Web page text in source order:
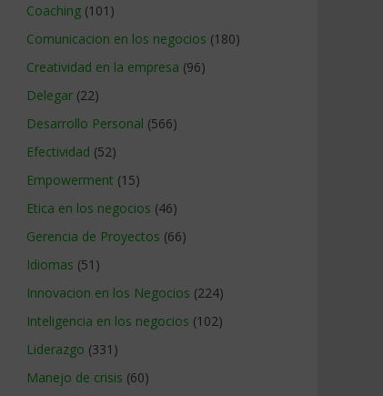
Coaching (101)
Comunicacion en los negocios (180)
Creatividad en la empresa (96)
Delegar (22)
Desarrollo Personal (566)
Efectividad (52)
Empowerment (15)
Etica en los negocios (46)
Gerencia de Proyectos (66)
Idiomas (51)
Innovacion en los Negocios (224)
Inteligencia en los negocios (102)
Liderazgo (331)
Manejo de crisis (60)